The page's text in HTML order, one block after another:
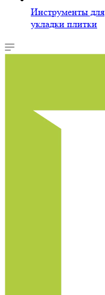
Инструменты для
укладки плитки